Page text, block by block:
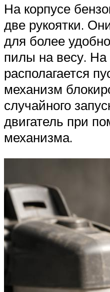
На корпусе
две рукоятки.
для более
пилы на весу. На
располагается
механизм
случайного
двигатель при
механизма.